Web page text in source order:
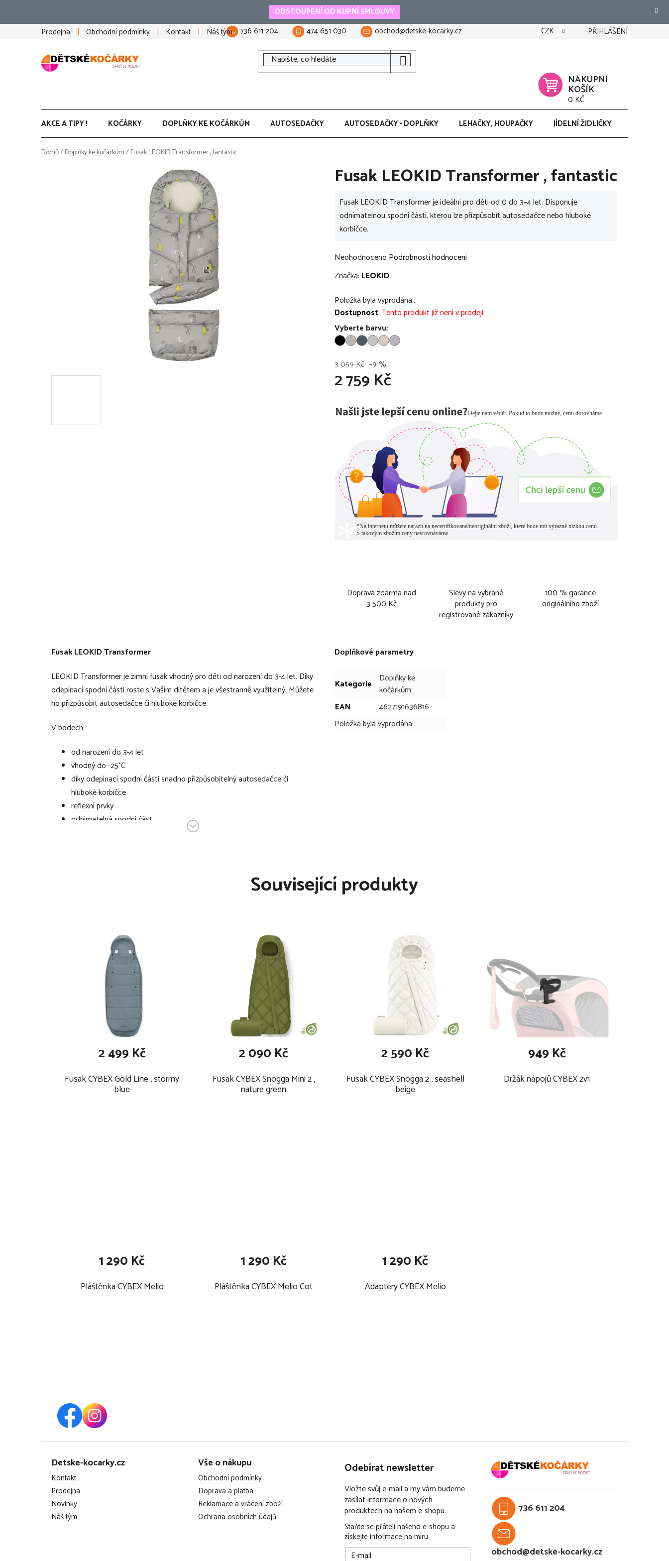
obsah
ODSTOUPENÍ OD KUPNÍ SMLOUVY
Prodejna
Obchodní podmínky Kontakt Náš tým 736 611 204 474 651 030 obchod@detske-kocarky.cz CZK PŘIHLÁŠENÍ
NÁKUPNÍ
KOŠÍK
0 KČ
AKCE A TIPY ! KOČÁRKY DOPLŇKY KE KOČÁRKŮM AUTOSEDAČKY AUTOSEDAČKY - DOPLŇKY LEHAČKY, HOUPAČKY JÍDELNÍ ŽIDLIČKY
Domů/Doplňky ke kočárkům/Fusak LEOKID Transformer , fantastic
Fusak LEOKID Transformer , fantastic
Fusak LEOKID Transformer je ideální pro děti od 0 do 3–4 let. Disponuje
odnímatelnou spodní částí, kterou lze přizpůsobit autosedačce nebo hluboké
korbičce.
Průměrné
hodnocení
je
0,0
z
5
Neohodnoceno Podrobnosti hodnocení
Značka: LEOKID
Položka byla vyprodána…
Dostupnost Tento produkt již není v prodeji
Vyberte barvu:
3 059 Kč –9 %
2 759 Kč
Doprava zdarma nad
3 500 Kč
Slevy na vybrané
produkty pro
registrované zákazníky
100 % garance
originálního zboží
Fusak LEOKID Transformer
LEOKID Transformer je zimní fusak vhodný pro děti od narození do 3-4 let. Díky
odepínací spodní části roste s Vaším dítětem a je všestranně využitelný. Můžete
ho přizpůsobit autosedačce či hluboké korbičce.
V bodech:
od narození do 3-4 let
vhodný do -25°C
díky odepínací spodní části snadno přizpůsobitelný autosedačce či
hluboké korbičce
reflexní prvky
odnímatelná spodní část
uvnitř fusaku v oblasti nohou ochranný kryt proti nečistotám
ochranný materiál proti nečistotám ve spodní části
ultramoderní hypoalergenní výplň
membrána na 3 000 mm vodní sloupec
ekologická impregnace BIONIC-FINISH®ECO
lze prát v pračce na 40 ° C
nesušit v sušičce
materiál: 100 % polyester, microfleece
rozměry: 90 x 50 cm / 110 x 50 cm
Doplňkové parametry
Kategorie
Doplňky ke
kočárkům
EAN
4627191636816
Položka byla vyprodána…
Související produkty
Fusak CYBEX Gold Line , stormy
blue
2 499 Kč
Fusak CYBEX Snogga Mini 2 ,
nature green
2 090 Kč
Fusak CYBEX Snogga 2 , seashell
beige
2 590 Kč
Držák nápojů CYBEX 2v1
949 Kč
Pláštěnka CYBEX Melio
1 290 Kč
Pláštěnka CYBEX Melio Cot
1 290 Kč
Adaptéry CYBEX Melio
1 290 Kč
Detske-kocarky.cz
Kontakt
Prodejna
Novinky
Náš tým
Vše o nákupu
Obchodní podmínky
Doprava a platba
Reklamace a vrácení zboží
Ochrana osobních údajů
Odebírat newsletter
Vložte svůj e-mail a my vám budeme
zasílat informace o nových
produktech na našem e-shopu.
Staňte se přáteli našeho e-shopu a
získejte informace na míru
E-mail
736 611 204
obchod@detske-kocarky.cz